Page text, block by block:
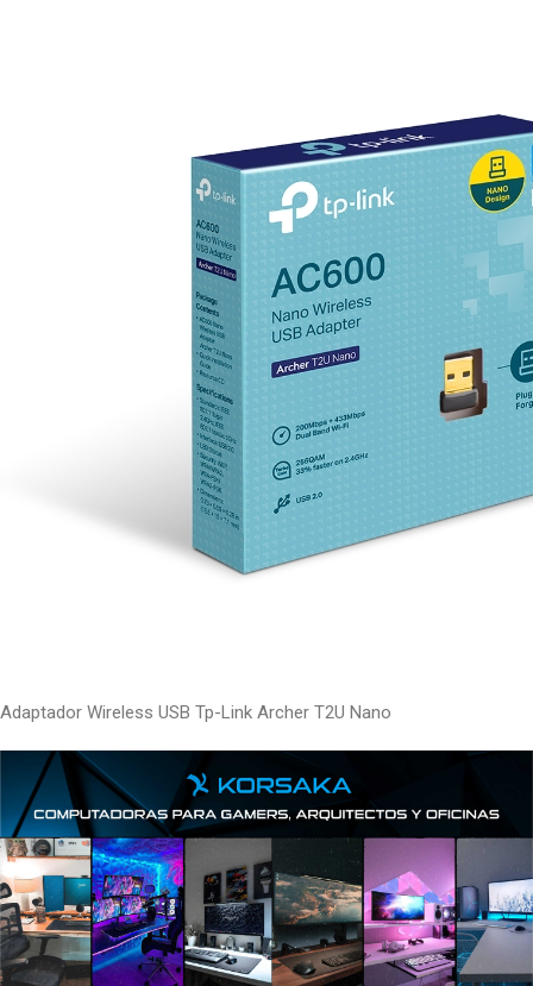
Adaptador Wireless USB Tp-Link Archer T2U Nano